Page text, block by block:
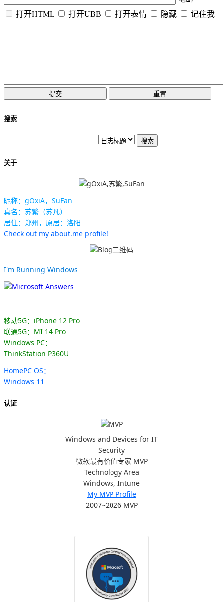
打开HTML
打开UBB 打开表情 隐藏 记住我
搜索
关于
昵称：gOxiA，SuFan
真名：苏繁（苏凡）
居住：郑州，原居：洛阳
Check out my about.me profile!
I'm Running Windows
移动5G：iPhone 12 Pro
联通5G：MI 14 Pro
Windows PC：
ThinkStation P360U
HomePC OS：
Windows 11
认证
Windows and Devices for IT
Security
微软最有价值专家 MVP
Technology Area
Windows, Intune
My MVP Profile
2007~2026 MVP